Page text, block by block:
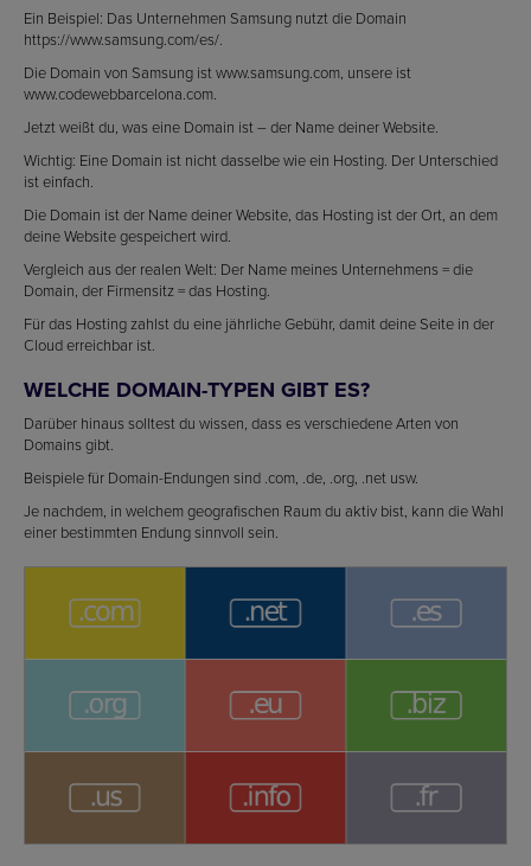
Ein Beispiel: Das Unternehmen Samsung nutzt die Domain
https://www.samsung.com/es/.
Die Domain von Samsung ist www.samsung.com, unsere ist
www.codewebbarcelona.com.
Jetzt weißt du, was eine Domain ist – der Name deiner Website.
Wichtig: Eine Domain ist nicht dasselbe wie ein Hosting. Der Unterschied
ist einfach.
Die Domain ist der Name deiner Website, das Hosting ist der Ort, an dem
deine Website gespeichert wird.
Vergleich aus der realen Welt: Der Name meines Unternehmens = die
Domain, der Firmensitz = das Hosting.
Für das Hosting zahlst du eine jährliche Gebühr, damit deine Seite in der
Cloud erreichbar ist.
WELCHE DOMAIN-TYPEN GIBT ES?
Darüber hinaus solltest du wissen, dass es verschiedene Arten von
Domains gibt.
Beispiele für Domain-Endungen sind .com, .de, .org, .net usw.
Je nachdem, in welchem geografischen Raum du aktiv bist, kann die Wahl
einer bestimmten Endung sinnvoll sein.